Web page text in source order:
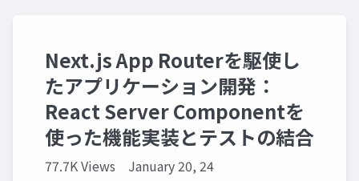
Next.js App Routerを駆使し
たアプリケーション開発：
React Server Componentを
使った機能実装とテストの結合
77.7K Views January 20, 24